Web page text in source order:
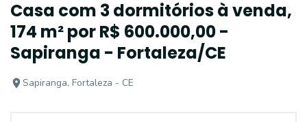
Casa com 3 dormitórios à venda,
174 m² por R$ 600.000,00 -
Sapiranga - Fortaleza/CE
Sapiranga, Fortaleza - CE